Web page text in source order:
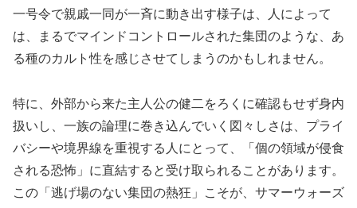
一号令で親戚一同が一斉に動き出す様子は、人によって
は、まるでマインドコントロールされた集団のような、あ
る種のカルト性を感じさせてしまうのかもしれません。
特に、外部から来た主人公の健二をろくに確認もせず身内
扱いし、一族の論理に巻き込んでいく図々しさは、プライ
バシーや境界線を重視する人にとって、
「個の領域が侵食
される恐怖」 に直結すると受け取られることがあります。
この「逃げ場のない集団の熱狂」こそが、サマーウォーズ